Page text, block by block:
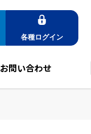
各種ログイン
お問い合わせ